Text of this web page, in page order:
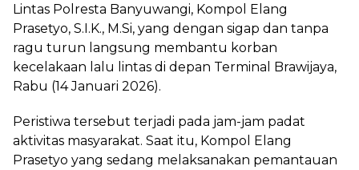
Lintas Polresta Banyuwangi, Kompol Elang
Prasetyo, S.I.K., M.Si, yang dengan sigap dan tanpa
ragu turun langsung membantu korban
kecelakaan lalu lintas di depan Terminal Brawijaya,
Rabu (14 Januari 2026).
Peristiwa tersebut terjadi pada jam-jam padat
aktivitas masyarakat. Saat itu, Kompol Elang
Prasetyo yang sedang melaksanakan pemantauan